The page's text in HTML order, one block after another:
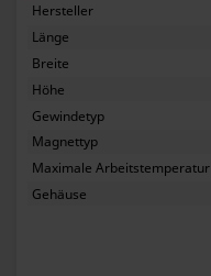
Hersteller
Länge
Breite
Höhe
Gewindetyp
Magnettyp
Maximale Arbeitstemperatur
Gehäuse